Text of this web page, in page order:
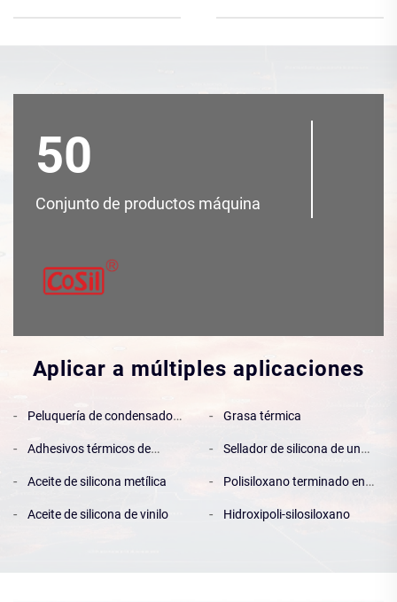
50
Conjunto de productos máquina
Aplicar a múltiples aplicaciones
Peluquería de condensado
Grasa térmica
Adhesivos térmicos de
Sellador de silicona de un
Aceite de silicona metílica
Polisiloxano terminado en
Aceite de silicona de vinilo
Hidroxipoli-silosiloxano